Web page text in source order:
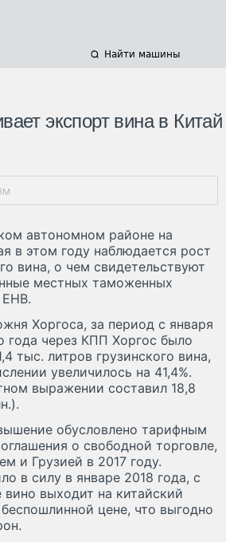
Найти машины
экспорт вина в Китай
автономном районе на
в этом году наблюдается рост
вина, о чем свидетельствуют
местных таможенных
ЕНВ.
Хоргоса, за период с января
года через КПП Хоргос было
тыс. литров грузинского вина,
увеличилось на 41,4%.
выражении составил 18,8
обусловлено тарифным
о свободной торговле,
и Грузией в 2017 году.
в силу в январе 2018 года, с
вино выходит на китайский
цене, что выгодно